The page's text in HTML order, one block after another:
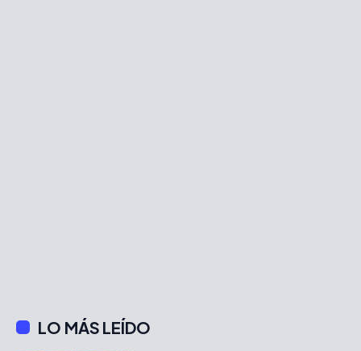
LO MÁS LEÍDO